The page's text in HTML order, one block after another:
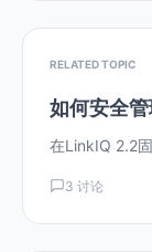
RELATED TOPIC
如何安全
在LinkIQ 2.2
3 讨论